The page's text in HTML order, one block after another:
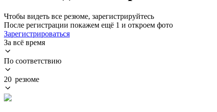
Чтобы видеть все резюме, зарегистрируйтесь
После регистрации покажем ещё 1 и откроем фото
Зарегистрироваться
За всё время
По соответствию
20 резюме